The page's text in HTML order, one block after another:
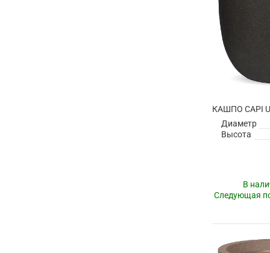
Диаметр
Высота
В
Следующая